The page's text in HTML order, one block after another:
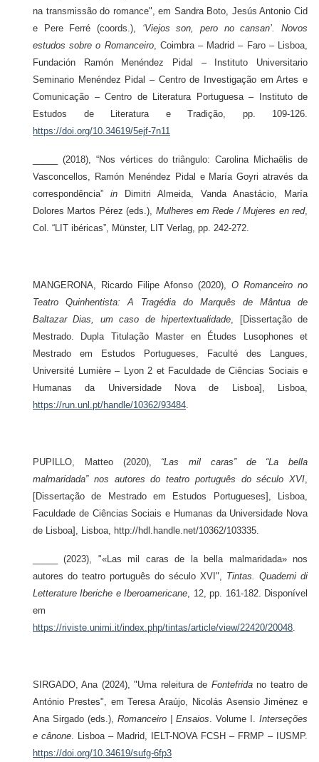
na transmissão do romance", em Sandra Boto, Jesús Antonio Cid
e Pere Ferré (coords.), ‘Viejos son, pero no cansan’. Novos
estudos sobre o Romanceiro, Coimbra – Madrid – Faro – Lisboa,
Fundación Ramón Menéndez Pidal – Instituto Universitario
Seminario Menéndez Pidal – Centro de Investigação em Artes e
Comunicação – Centro de Literatura Portuguesa – Instituto de
Estudos de Literatura e Tradição, pp. 109-126.
https://doi.org/10.34619/5ejf-7n11
_____ (2018), “Nos vértices do triângulo: Carolina Michaëlis de
Vasconcellos, Ramón Menéndez Pidal e María Goyri através da
correspondência” in Dimitri Almeida, Vanda Anastácio, María
Dolores Martos Pérez (eds.), Mulheres em Rede / Mujeres en red,
Col. “LIT ibéricas”, Münster, LIT Verlag, pp. 242-272.
MANGERONA, Ricardo Filipe Afonso (2020), O Romanceiro no
Teatro Quinhentista: A Tragédia do Marquês de Mântua de
Baltazar Dias, um caso de hipertextualidade, [Dissertação de
Mestrado. Dupla Titulação Master en Études Lusophones et
Mestrado em Estudos Portugueses, Faculté des Langues,
Université Lumière – Lyon 2 et Faculdade de Ciências Sociais e
Humanas da Universidade Nova de Lisboa], Lisboa,
https://run.unl.pt/handle/10362/93484.
PUPILLO, Matteo (2020), “Las mil caras” de “La bella
malmaridada” nos autores do teatro português do século XVI,
[Dissertação de Mestrado em Estudos Portugueses], Lisboa,
Faculdade de Ciências Sociais e Humanas da Universidade Nova
de Lisboa], Lisboa, http://hdl.handle.net/10362/103335.
_____ (2023), "«Las mil caras de la bella malmaridada» nos
autores do teatro português do século XVI", Tintas. Quaderni di
Letterature Iberiche e Iberoamericane, 12, pp. 161-182. Disponível
em
https://riviste.unimi.it/index.php/tintas/article/view/22420/20048.
SIRGADO, Ana (2024), "Uma releitura de Fontefridano teatro de
António Prestes", em Teresa Araújo, Nicolás Asensio Jiménez e
Ana Sirgado (eds.), Romanceiro | Ensaios. Volume I. Interseções
e cânone. Lisboa – Madrid, IELT-NOVA FCSH – FRMP – IUSMP.
https://doi.org/10.34619/sufg-6fp3